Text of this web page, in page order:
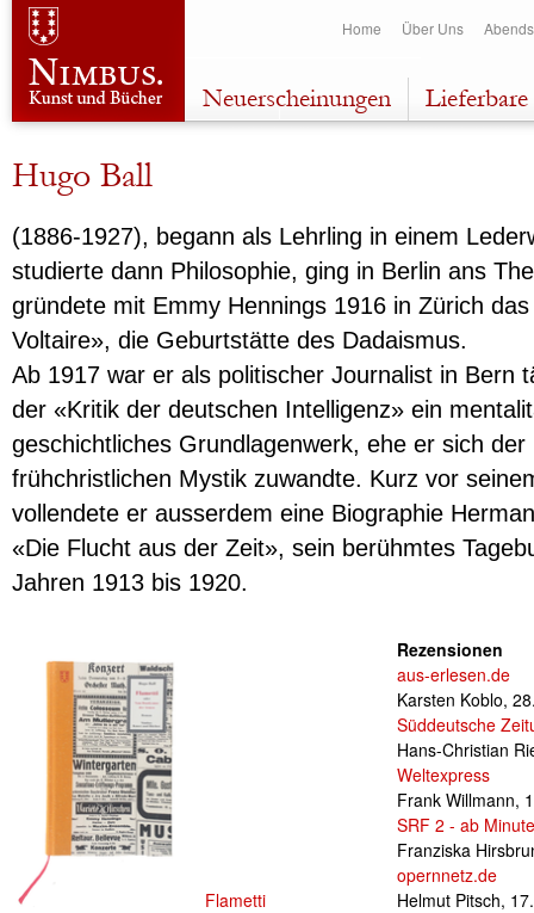
Home Über Uns
Neuerscheinungen
Hugo Ball
(1886-1927), begann als Lehrling in einem
studierte dann Philosophie, ging in Berlin ans
gründete mit Emmy Hennings 1916 in Zürich
Voltaire», die Geburtstätte des Dadaismus.
Ab 1917 war er als politischer Journalist in Bern
der «Kritik der deutschen Intelligenz» ein
geschichtliches Grundlagenwerk, ehe er sich
frühchristlichen Mystik zuwandte. Kurz vor
vollendete er ausserdem eine Biographie
«Die Flucht aus der Zeit», sein berühmtes
Jahren 1913 bis 1920.
Flametti
Rezensionen
aus-erlesen.de
Karsten Koblo,
Süddeutsche
Hans-Christian
Weltexpress
Frank Willmann,
SRF 2 - ab
Franziska
opernnetz.de
Helmut Pitsch,